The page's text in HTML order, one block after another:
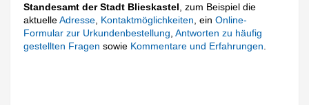
Standesamt der Stadt Blieskastel , zum Beispiel die
aktuelleAdresse Kontaktmöglichkeiten , einOnline-
Formular zur Urkundenbestellung ,Antworten zu häufig
gestellten Fragen sowie Kommentare und Erfahrungen